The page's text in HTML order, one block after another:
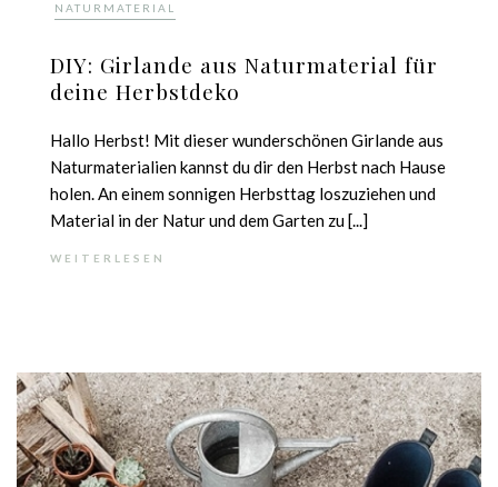
NATURMATERIAL
DIY: Girlande aus Naturmaterial für
deine Herbstdeko
Hallo Herbst! Mit dieser wunderschönen Girlande aus
Naturmaterialien kannst du dir den Herbst nach Hause
holen. An einem sonnigen Herbsttag loszuziehen und
Material in der Natur und dem Garten zu [...]
WEITERLESEN